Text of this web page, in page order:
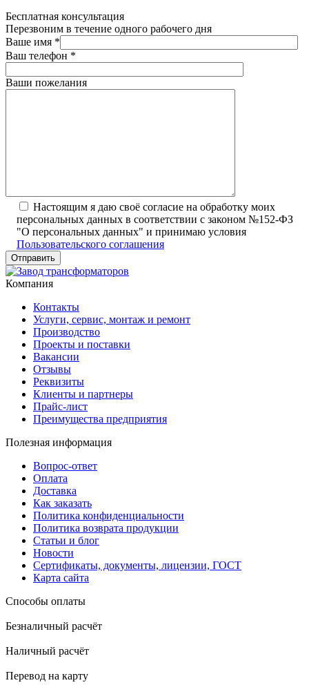
Бесплатная консультация
Перезвоним в течение одного рабочего дня
Ваше имя *
Ваш телефон *
Ваши пожелания
Настоящим я даю своё согласие на обработку моих
персональных данных в соответствии с законом №152-ФЗ
"О персональных данных" и принимаю условия
Пользовательского соглашения
Компания
Контакты
Услуги, сервис, монтаж и ремонт
Производство
Проекты и поставки
Вакансии
Отзывы
Реквизиты
Клиенты и партнеры
Прайс-лист
Преимущества предприятия
Полезная информация
Вопрос-ответ
Оплата
Доставка
Как заказать
Политика конфиденциальности
Политика возврата продукции
Статьи и блог
Новости
Сертификаты, документы, лицензии, ГОСТ
Карта сайта
Способы оплаты
Безналичный расчёт
Наличный расчёт
Перевод на карту